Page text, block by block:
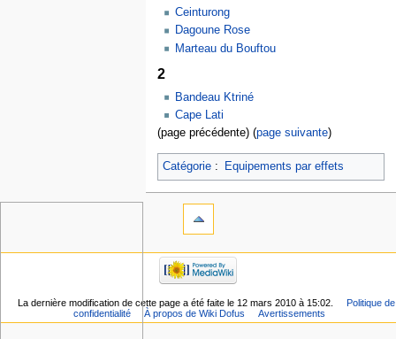
Ceinturong
Dagoune Rose
Marteau du Bouftou
2
Bandeau Ktriné
Cape Lati
(page précédente) (page suivante)
Catégorie: Equipements par effets
La dernière modification de cette page a été faite le 12 mars 2010 à 15:02.
Politique de
confidentialité
À propos de Wiki Dofus Avertissements